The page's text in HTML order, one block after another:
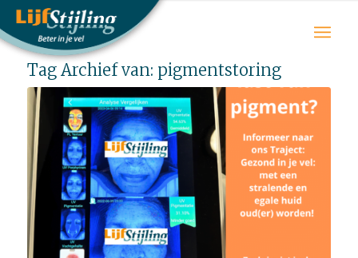
Tag Archief van: pigmentstoring